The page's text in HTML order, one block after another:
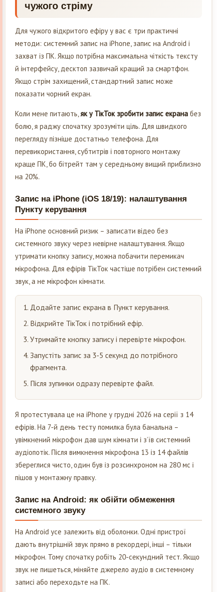
чужого стріму
Для чужого відкритого ефіру у вас є три практичні
методи: системний запис на iPhone, запис на Android і
захват із ПК. Якщо потрібна максимальна чіткість тексту
й інтерфейсу, десктоп зазвичай кращий за смартфон.
Якщо стрім захищений, стандартний запис може
показати чорний екран.
Коли мене питають,як у ТікТок зробити запис екрана без
болю, я раджу спочатку зрозуміти ціль. Для швидкого
перегляду пізніше достатньо телефона. Для
перевикористання, субтитрів і повторного монтажу
краще ПК, бо бітрейт там у середньому вищий приблизно
на 20%.
Запис на iPhone (iOS 18/19): налаштування
Пункту керування
На iPhone основний ризик – записати відео без
системного звуку через невірне налаштування. Якщо
утримати кнопку запису, можна побачити перемикач
мікрофона. Для ефірів ТікТок частіше потрібен системний
звук, а не мікрофон кімнати.
Додайте запис екрана в Пункт керування.
Відкрийте ТікТок і потрібний ефір.
Утримайте кнопку запису і перевірте мікрофон.
Запустіть запис за 3-5 секунд до потрібного
фрагмента.
Після зупинки одразу перевірте файл.
Я протестувала це на iPhone у грудні 2026 на серії з 14
ефірів. На 7-й день тесту помилка була банальна –
увімкнений мікрофон дав шум кімнати і з’їв системний
аудіопотік. Після вимкнення мікрофона 13 із 14 файлів
збереглися чисто, один був із розсинхроном на 280 мс і
пішов у монтажну правку.
Запис на Android: як обійти обмеження
системного звуку
На Android усе залежить від оболонки. Одні пристрої
дають внутрішній звук прямо в рекордері, інші – тільки
мікрофон. Тому спочатку робіть 20-секундний тест. Якщо
звук не пишеться, міняйте джерело аудіо в системному
записі або переходьте на ПК.